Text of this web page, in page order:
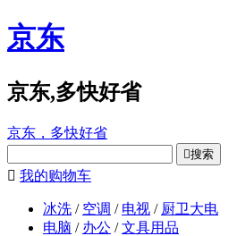
京东
京东,多快好省
京东，多快好省
搜索
 我的购物车
冰洗 / 空调 / 电视 / 厨卫大电
电脑 / 办公 / 文具用品